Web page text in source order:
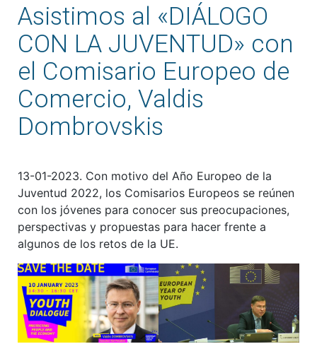
Asistimos al «DIÁLOGO
CON LA JUVENTUD» con
el Comisario Europeo de
Comercio, Valdis
Dombrovskis
13-01-2023. Con motivo del Año Europeo de la
Juventud 2022, los Comisarios Europeos se reúnen
con los jóvenes para conocer sus preocupaciones,
perspectivas y propuestas para hacer frente a
algunos de los retos de la UE.